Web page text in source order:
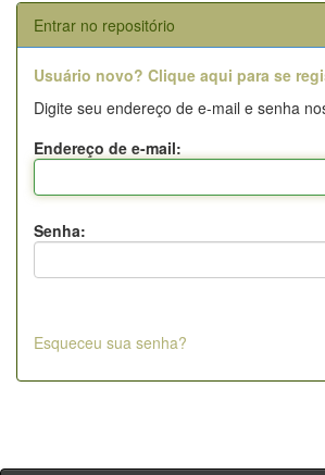
Entrar no repositório
Usuário novo? Clique aqui para se
Digite seu endereço de e-mail e senha
Endereço de e-mail:
Senha:
Esqueceu sua senha?